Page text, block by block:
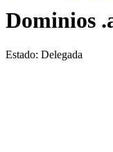
Dominios
Estado: Delegada